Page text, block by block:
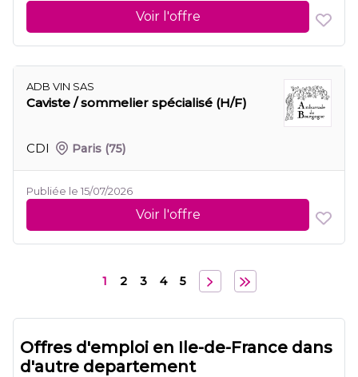
Voir l'offre
ADB VIN SAS
Caviste / sommelier spécialisé (H/F)
CDI Paris (75)
Publiée le 15/07/2026
Voir l'offre
1 2 3 4 5
Offres d'emploi en Ile-de-France dans
d'autre departement